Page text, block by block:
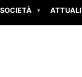
SOCIETÀ